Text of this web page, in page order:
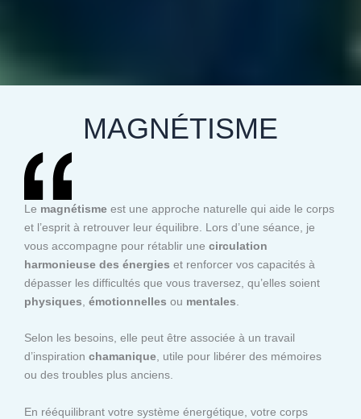
MAGNÉTISME
Le magnétisme est une approche naturelle qui aide le corps
et l’esprit à retrouver leur équilibre. Lors d’une séance, je
vous accompagne pour rétablir une circulation
harmonieuse des énergies et renforcer vos capacités à
dépasser les difficultés que vous traversez, qu’elles soient
physiques émotionnelles ou mentales
Selon les besoins, elle peut être associée à un travail
d’inspiration chamanique, utile pour libérer des mémoires
ou des troubles plus anciens.
En rééquilibrant votre système énergétique, votre corps